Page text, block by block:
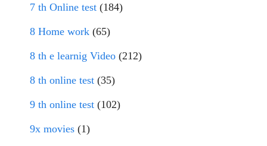
7 th Online test (184)
8 Home work (65)
8 th e learnig Video (212)
8 th online test (35)
9 th online test (102)
9x movies (1)